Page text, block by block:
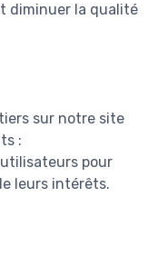
diminuer la qualité
sur notre site
:
pour
leurs intérêts.